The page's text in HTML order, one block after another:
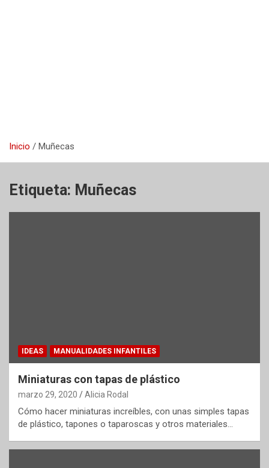
Inicio Muñecas
Etiqueta: Muñecas
IDEAS MANUALIDADES INFANTILES
Miniaturas con tapas de plástico
marzo 29, 2020 Alicia Rodal
Cómo hacer miniaturas increíbles, con unas simples tapas
de plástico, tapones o taparoscas y otros materiales…